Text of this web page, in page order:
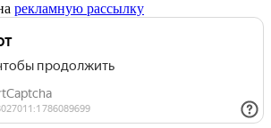
рекламную рассылку